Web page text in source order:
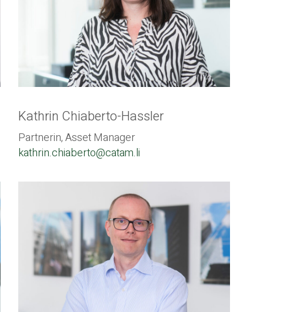
Kathrin Chiaberto-Hassler
Partnerin, Asset Manager
kathrin.chiaberto@catam.li